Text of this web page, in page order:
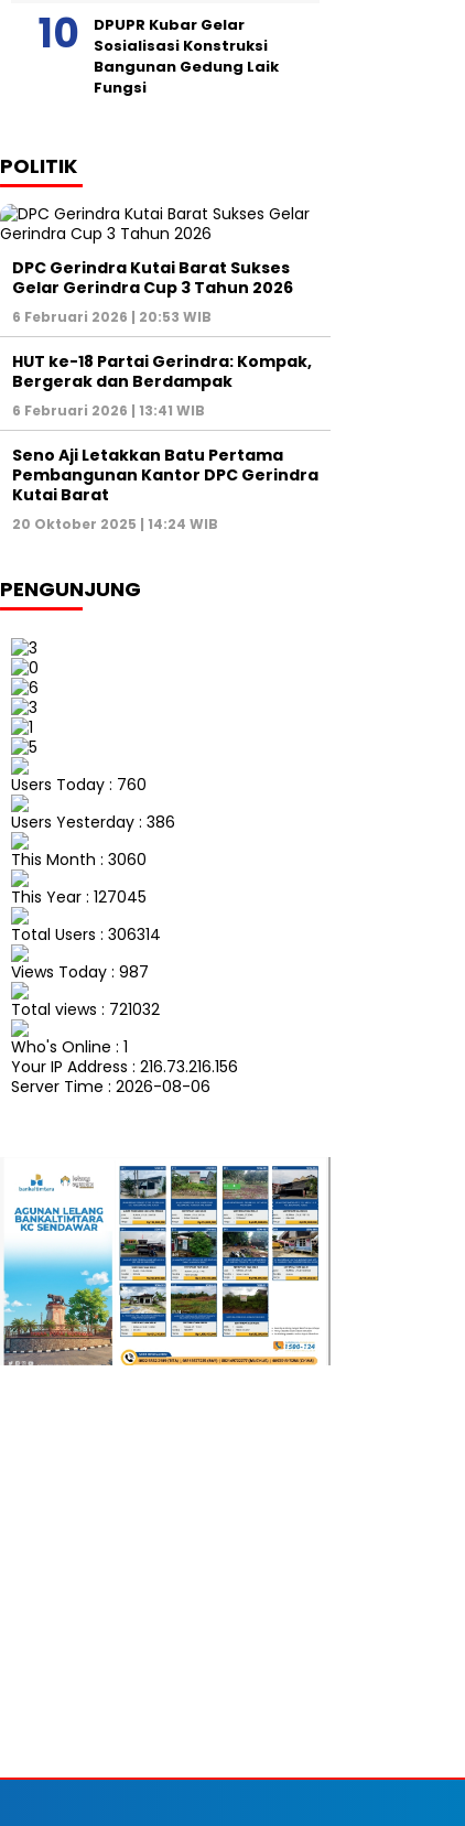
DPUPR Kubar Gelar
Sosialisasi Konstruksi
Bangunan Gedung Laik
Fungsi
POLITIK
DPC Gerindra Kutai Barat Sukses
Gelar Gerindra Cup 3 Tahun 2026
6 Februari 2026 | 20:53 WIB
HUT ke-18 Partai Gerindra: Kompak,
Bergerak dan Berdampak
6 Februari 2026 | 13:41 WIB
Seno Aji Letakkan Batu Pertama
Pembangunan Kantor DPC Gerindra
Kutai Barat
20 Oktober 2025 | 14:24 WIB
PENGUNJUNG
Users Today : 760
Users Yesterday : 386
This Month : 3060
This Year : 127045
Total Users : 306314
Views Today : 987
Total views : 721032
Who's Online : 1
Your IP Address : 216.73.216.156
Server Time : 2026-08-06